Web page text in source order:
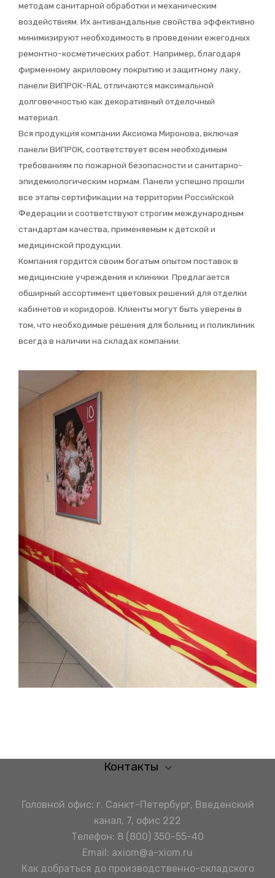
методам санитарной обработки и механическим
воздействиям. Их антивандальные свойства эффективно
минимизируют необходимость в проведении ежегодных
ремонтно-косметических работ. Например, благодаря
фирменному акриловому покрытию и защитному лаку,
панели ВИПРОК-RAL отличаются максимальной
долговечностью как декоративный отделочный
материал.
Вся продукция компании Аксиома Миронова, включая
панели ВИПРОК, соответствует всем необходимым
требованиям по пожарной безопасности и санитарно-
эпидемиологическим нормам. Панели успешно прошли
все этапы сертификации на территории Российской
Федерации и соответствуют строгим международным
стандартам качества, применяемым к детской и
медицинской продукции.
Компания гордится своим богатым опытом поставок в
медицинские учреждения и клиники. Предлагается
обширный ассортимент цветовых решений для отделки
кабинетов и коридоров. Клиенты могут быть уверены в
том, что необходимые решения для больниц и поликлиник
всегда в наличии на складах компании.
Контакты
Головной офис: г. Санкт-Петербург, Введенский
канал, 7, офис 222
Телефон: 8 (800) 350-55-40
Email: axiom@a-xiom.ru
Как добраться до производственно-складского